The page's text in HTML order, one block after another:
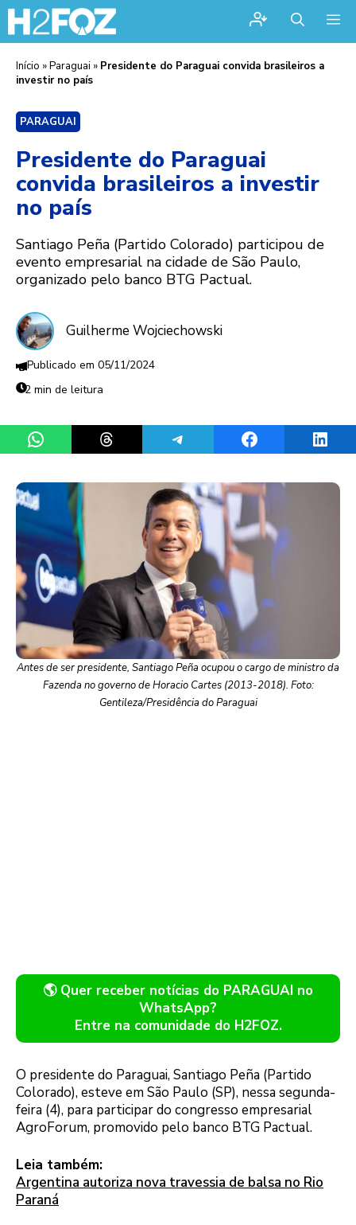
Início »Paraguai » Presidente do Paraguai convida brasileiros a
investir no país
PARAGUAI
Presidente do Paraguai
convida brasileiros a investir
no país
Santiago Peña (Partido Colorado) participou de
evento empresarial na cidade de São Paulo,
organizado pelo banco BTG Pactual.
Guilherme Wojciechowski
05/11/2024
2 min de leitura
Share on WhatsAppShare on ThreadsShare on TelegramShare on Facebook
Antes de ser presidente, Santiago Peña ocupou o cargo de ministro da
Fazenda no governo de Horacio Cartes (2013-2018). Foto:
Gentileza/Presidência do Paraguai
🌎 Quer receber notícias do PARAGUAI no
WhatsApp?
Entre na comunidade do H2FOZ.
O presidente do Paraguai, Santiago Peña (Partido
Colorado), esteve em São Paulo (SP), nessa segunda-
feira (4), para participar do congresso empresarial
AgroForum, promovido pelo banco BTG Pactual.
Leia também:
Argentina autoriza nova travessia de balsa no Rio
Paraná